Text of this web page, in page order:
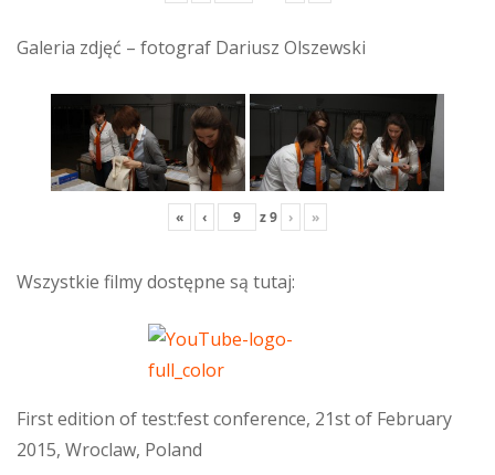
Galeria zdjęć – fotograf Dariusz Olszewski
« ‹ z9 › »
Wszystkie filmy dostępne są tutaj:
First edition of test:fest conference, 21st of February
2015, Wroclaw, Poland